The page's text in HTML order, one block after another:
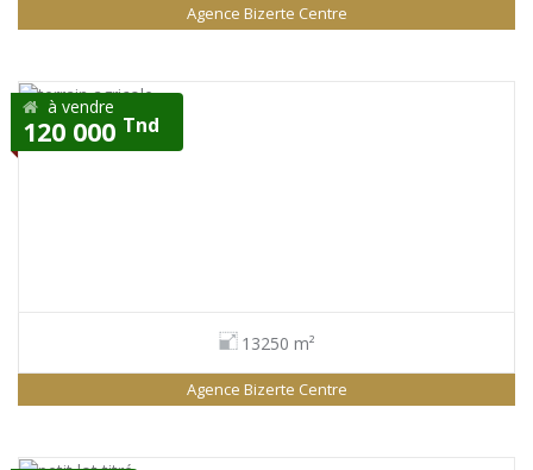
Agence Bizerte Centre
à vendre
120 000 Tnd
13250 m²
Agence Bizerte Centre